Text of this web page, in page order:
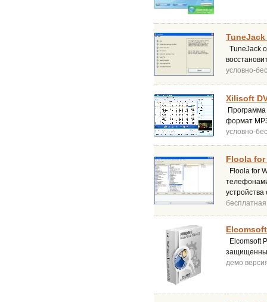
TuneJack
TuneJack
условно-
Xilisoft
формат
условно-
Floola for
Floola for
бесплатная
Elcomsoft
демо